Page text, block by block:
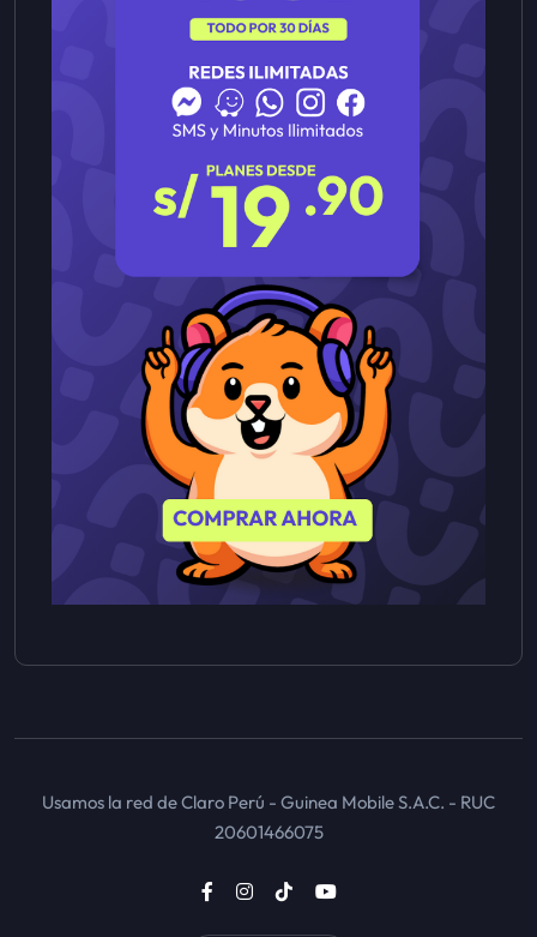
Usamos la red de Claro Perú - Guinea Mobile S.A.C. - RUC
20601466075